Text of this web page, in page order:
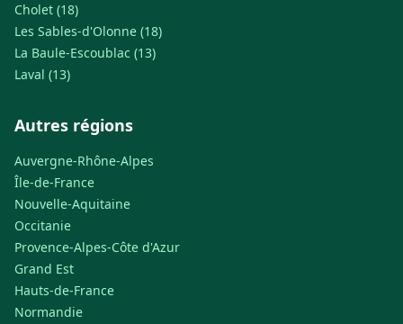
Cholet (18)
Les Sables-d'Olonne (18)
La Baule-Escoublac (13)
Laval (13)
Autres régions
Auvergne-Rhône-Alpes
Île-de-France
Nouvelle-Aquitaine
Occitanie
Provence-Alpes-Côte d'Azur
Grand Est
Hauts-de-France
Normandie